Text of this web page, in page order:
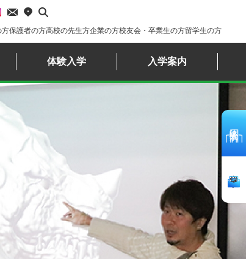
方保護者の方高校の先生方企業の方校友会・卒業生の方留学生の方
体験入学 入学案内